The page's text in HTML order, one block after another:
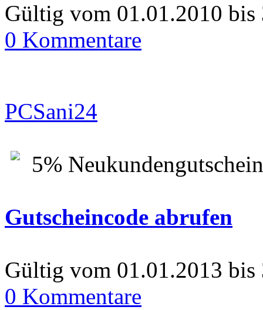
Gültig vom 01.01.2010 bis
0 Kommentare
PCSani24
5%
Gutscheincode abrufen
Gültig vom 01.01.2013 bis
0 Kommentare